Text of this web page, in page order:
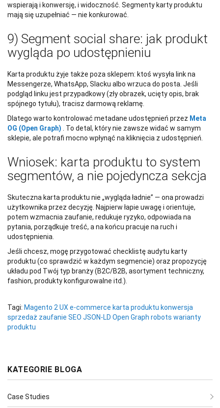
wspierają i konwersję, i widoczność. Segmenty karty produktu
mają się uzupełniać — nie konkurować.
9) Segment social share: jak produkt
wygląda po udostępnieniu
Karta produktu żyje także poza sklepem: ktoś wysyła link na
Messengerze, WhatsApp, Slacku albo wrzuca do posta. Jeśli
podgląd linku jest przypadkowy (zły obrazek, ucięty opis, brak
spójnego tytułu), tracisz darmową reklamę.
Dlatego warto kontrolować metadane udostępnień przez Meta
OG (Open Graph)
. To detal, który nie zawsze widać w samym
sklepie, ale potrafi mocno wpłynąć na kliknięcia z udostępnień.
Wniosek: karta produktu to system
segmentów, a nie pojedyncza sekcja
Skuteczna karta produktu nie „wygląda ładnie” — ona prowadzi
użytkownika przez decyzję. Najpierw łapie uwagę i orientuje,
potem wzmacnia zaufanie, redukuje ryzyko, odpowiada na
pytania, porządkuje treść, a na końcu pracuje na ruch i
udostępnienia.
Jeśli chcesz, mogę przygotować checklistę audytu karty
produktu (co sprawdzić w każdym segmencie) oraz propozycję
układu pod Twój typ branży (B2C/B2B, asortyment techniczny,
fashion, produkty konfigurowalne itd.).
Tagi: Magento 2 UX e-commerce karta produktu konwersja
sprzedaż zaufanie SEO JSON-LD Open Graph robots warianty
produktu
KATEGORIE BLOGA
Case Studies